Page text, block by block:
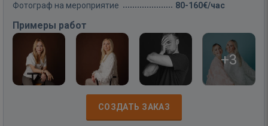
Фотограф на мероприятие 80-160€/час
Примеры работ
+3
СОЗДАТЬ ЗАКАЗ